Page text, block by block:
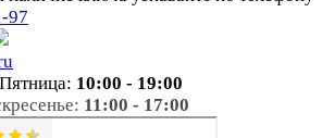
97
10:00 - 19:00
11:00 - 17:00